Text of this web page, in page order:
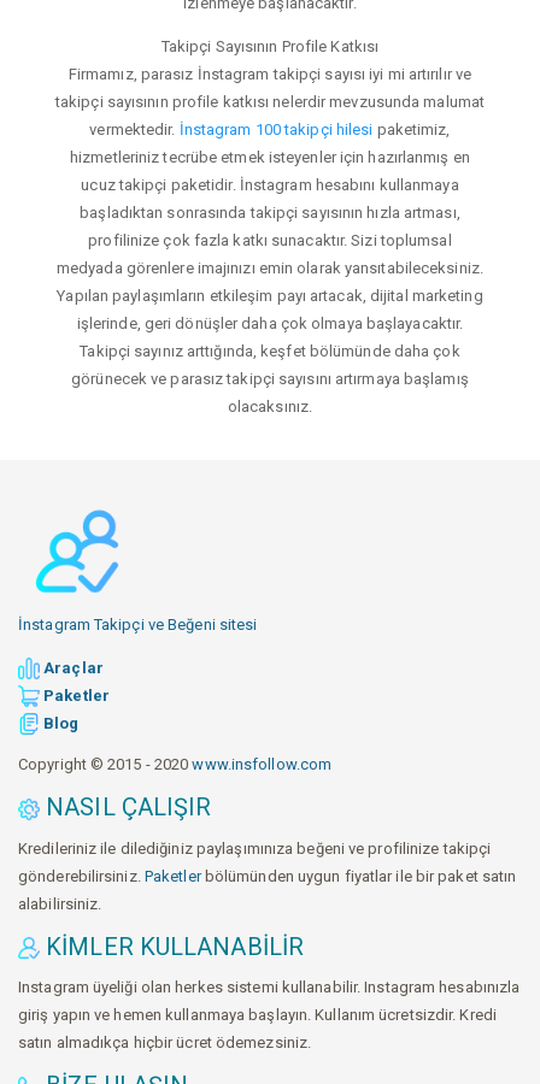
Takipçi Sayısının Profile Katkısı
Firmamız, parasız İnstagram takipçi sayısı iyi mi artırılır ve
takipçi sayısının profile katkısı nelerdir mevzusunda malumat
vermektedir. İnstagram 100 takipçi hilesi paketimiz,
hizmetleriniz tecrübe etmek isteyenler için hazırlanmış en
ucuz takipçi paketidir. İnstagram hesabını kullanmaya
başladıktan sonrasında takipçi sayısının hızla artması,
profilinize çok fazla katkı sunacaktır. Sizi toplumsal
medyada görenlere imajınızı emin olarak yansıtabileceksiniz.
Yapılan paylaşımların etkileşim payı artacak, dijital marketing
işlerinde, geri dönüşler daha çok olmaya başlayacaktır.
Takipçi sayınız arttığında, keşfet bölümünde daha çok
görünecek ve parasız takipçi sayısını artırmaya başlamış
olacaksınız.
İnstagram Takipçi ve Beğeni sitesi
Araçlar
Paketler
Blog
Copyright © 2015 - 2020www.insfollow.com
NASIL ÇALIŞIR
Kredileriniz ile dilediğiniz paylaşımınıza beğeni ve profilinize takipçi
gönderebilirsiniz. Paketlerbölümünden uygun fiyatlar ile bir paket satın
alabilirsiniz.
KIMLER KULLANABILIR
Instagram üyeliği olan herkes sistemi kullanabilir. Instagram hesabınızla
giriş yapın ve hemen kullanmaya başlayın. Kullanım ücretsizdir. Kredi
satın almadıkça hiçbir ücret ödemezsiniz.